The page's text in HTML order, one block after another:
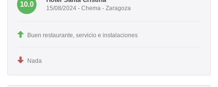
10.0 15/08/2024 - Chema - Zaragoza
Buen restaurante, servicio e instalaciones
Nada